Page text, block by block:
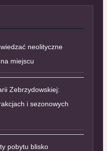
neolityczne
miejscu
Zebrzydowskiej:
i sezonowych
pobytu blisko